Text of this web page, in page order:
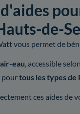
d'aides
de-
vous permet de
eau, accessible
pourtous les types de
ces aides de